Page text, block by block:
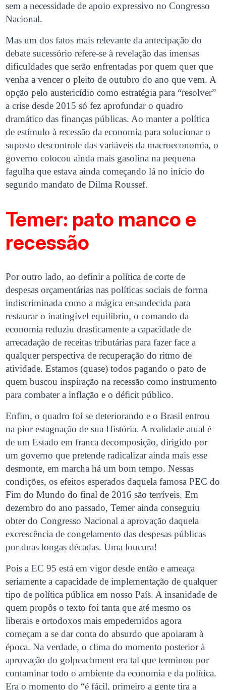
sem a necessidade de apoio expressivo no Congresso
Nacional.
Mas um dos fatos mais relevante da antecipação do
debate sucessório refere-se à revelação das imensas
dificuldades que serão enfrentadas por quem quer que
venha a vencer o pleito de outubro do ano que vem. A
opção pelo austericídio como estratégia para “resolver”
a crise desde 2015 só fez aprofundar o quadro
dramático das finanças públicas. Ao manter a política
de estímulo à recessão da economia para solucionar o
suposto descontrole das variáveis da macroeconomia, o
governo colocou ainda mais gasolina na pequena
fagulha que estava ainda começando lá no início do
segundo mandato de Dilma Roussef.
Temer: pato manco e
recessão
Por outro lado, ao definir a política de corte de
despesas orçamentárias nas políticas sociais de forma
indiscriminada como a mágica ensandecida para
restaurar o inatingível equilíbrio, o comando da
economia reduziu drasticamente a capacidade de
arrecadação de receitas tributárias para fazer face a
qualquer perspectiva de recuperação do ritmo de
atividade. Estamos (quase) todos pagando o pato de
quem buscou inspiração na recessão como instrumento
para combater a inflação e o déficit público.
Enfim, o quadro foi se deteriorando e o Brasil entrou
na pior estagnação de sua História. A realidade atual é
de um Estado em franca decomposição, dirigido por
um governo que pretende radicalizar ainda mais esse
desmonte, em marcha há um bom tempo. Nessas
condições, os efeitos esperados daquela famosa PEC do
Fim do Mundo do final de 2016 são terríveis. Em
dezembro do ano passado, Temer ainda conseguiu
obter do Congresso Nacional a aprovação daquela
excrescência de congelamento das despesas públicas
por duas longas décadas. Uma loucura!
Pois a EC 95 está em vigor desde então e ameaça
seriamente a capacidade de implementação de qualquer
tipo de política pública em nosso País. A insanidade de
quem propôs o texto foi tanta que até mesmo os
liberais e ortodoxos mais empedernidos agora
começam a se dar conta do absurdo que apoiaram à
época. Na verdade, o clima do momento posterior à
aprovação do golpeachment era tal que terminou por
contaminar todo o ambiente da economia e da política.
Era o momento do “é fácil, primeiro a gente tira a